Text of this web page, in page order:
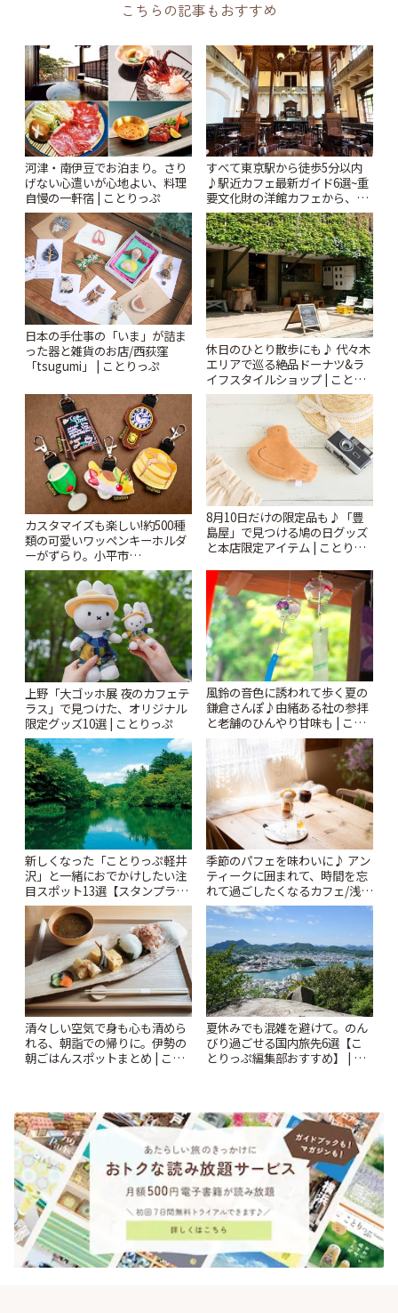
こちらの記事もおすすめ
河津・南伊豆でお泊まり。さり
げない心遣いが心地よい、料理
自慢の一軒宿 | ことりっぷ
すべて東京駅から徒歩5分以内
♪駅近カフェ最新ガイド6選~重
要文化財の洋館カフェから、改
札すぐのレトロ喫茶まで~ | こと
りっぷ
日本の手仕事の「いま」が詰ま
った器と雑貨のお店/西荻窪
「tsugumi」 | ことりっぷ
休日のひとり散歩にも♪ 代々木
エリアで巡る絶品ドーナツ&ラ
イフスタイルショップ | ことり
っぷ
カスタマイズも楽しい!約500種
類の可愛いワッペンキーホルダ
ーがずらり。小平市
「Kimamaya T&K」 | ことりっ
ぷ
8月10日だけの限定品も♪「豊
島屋」で見つける鳩の日グッズ
と本店限定アイテム | ことりっ
上野「大ゴッホ展 夜のカフェテ
ラス」で見つけた、オリジナル
限定グッズ10選 | ことりっぷ
風鈴の音色に誘われて歩く夏の
鎌倉さんぽ♪由緒ある社の参拝
と老舗のひんやり甘味も | こと
りっぷ
新しくなった「ことりっぷ軽井
沢」と一緒におでかけしたい注
目スポット13選【スタンプラリ
ー開催中】 | ことりっぷ
季節のパフェを味わいに♪ アン
ティークに囲まれて、時間を忘
れて過ごしたくなるカフェ/浅草
「annorum cafe」 | ことりっぷ
清々しい空気で身も心も清めら
れる、朝詣での帰りに。伊勢の
朝ごはんスポットまとめ | こと
夏休みでも混雑を避けて。のん
びり過ごせる国内旅先6選【こ
とりっぷ編集部おすすめ】 | こ